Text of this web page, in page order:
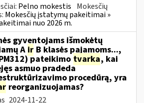
Pelno mokestis Mokesčių
Mokesčių įstatymų pakeitimai »
nuo 2026 m.
gyventojams išmokėtų
A ir B klasės pajamoms...,
pateikimo tvarka, kai
asmuo pradeda
procedūrą, yra
reorganizuojamas?
2024-11-22